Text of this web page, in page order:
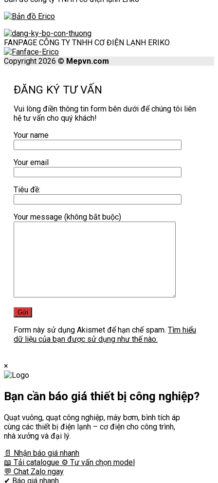
FANPAGE CÔNG TY TNHH CƠ ĐIỆN LẠNH ERIKO
Copyright 2026 © Mepvn.com
ĐĂNG KÝ TƯ VẤN
Vui lòng điền thông tin form bên dưới để chúng tôi liên
hệ tư vấn cho quý khách!
Your name
Your email
Tiêu đề:
Your message (không bắt buộc)
Form này sử dụng Akismet để hạn chế spam. Tìm hiểu
dữ liệu của bạn được sử dụng như thế nào.
×
Bạn cần báo giá thiết bị công nghiệp?
Quạt vuông, quạt công nghiệp, máy bơm, bình tích áp
cùng các thiết bị điện lạnh – cơ điện cho công trình,
nhà xưởng và đại lý.
📄 Nhận báo giá nhanh
📖 Tải catalogue ⚙️ Tư vấn chọn model
💬 Chat Zalo ngay
✔ Báo giá nhanh